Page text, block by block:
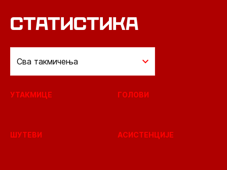
СТАТИСТИКА
Сва такмичења
УТАКМИЦЕ ГОЛОВИ
ШУТЕВИ АСИСТЕНЦИЈЕ